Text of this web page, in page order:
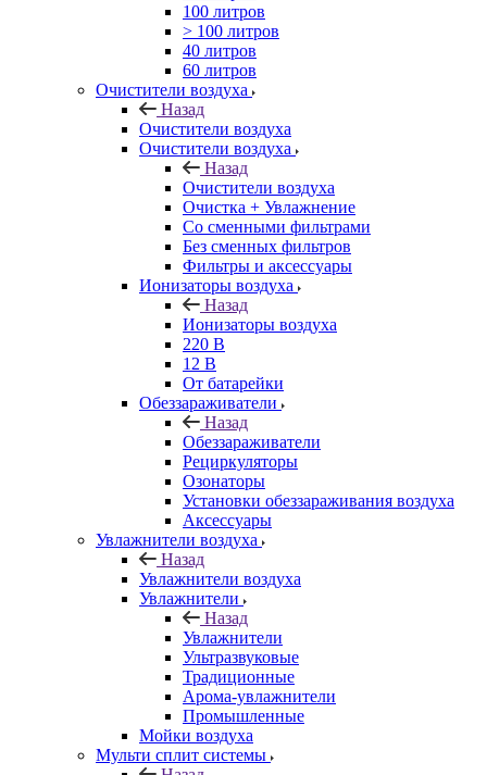
100 литров
> 100 литров
40 литров
60 литров
Очистители воздуха
Назад
Очистители воздуха
Очистители воздуха
Назад
Очистители воздуха
Очистка + Увлажнение
Cо сменными фильтрами
Без сменных фильтров
Фильтры и аксессуары
Ионизаторы воздуха
Назад
Ионизаторы воздуха
220 В
12 В
От батарейки
Обеззараживатели
Назад
Обеззараживатели
Рециркуляторы
Озонаторы
Установки обеззараживания воздуха
Аксессуары
Увлажнители воздуха
Назад
Увлажнители воздуха
Увлажнители
Назад
Увлажнители
Ультразвуковые
Традиционные
Арома-увлажнители
Промышленные
Мойки воздуха
Мульти сплит системы